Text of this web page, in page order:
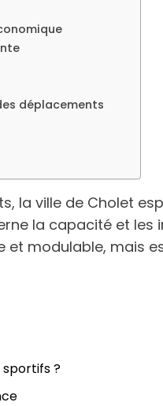
déplacements
la ville de Cholet
la capacité et
et modulable,
?